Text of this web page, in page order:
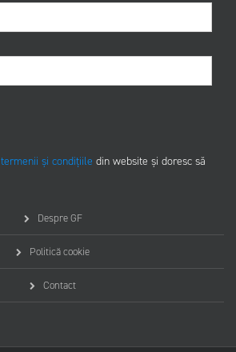
termenii și condițiile din website și doresc să
Despre GF
Politică cookie
Contact